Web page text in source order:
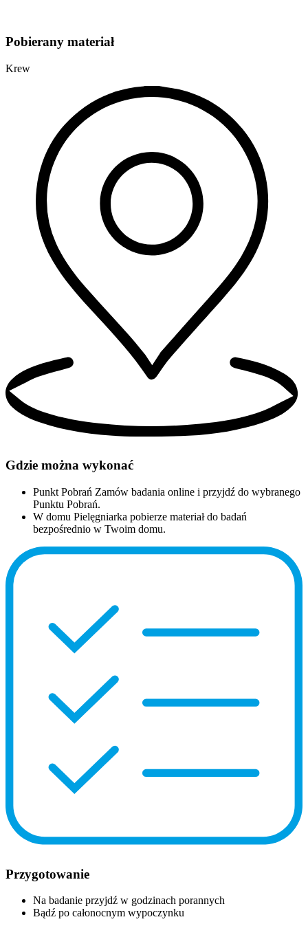
Pobierany materiał
Krew
Gdzie można wykonać
Punkt Pobrań Zamów badania online i przyjdź do wybranego
Punktu Pobrań.
W domu Pielęgniarka pobierze materiał do badań
bezpośrednio w Twoim domu.
Przygotowanie
Na badanie przyjdź w godzinach porannych
Bądź po całonocnym wypoczynku